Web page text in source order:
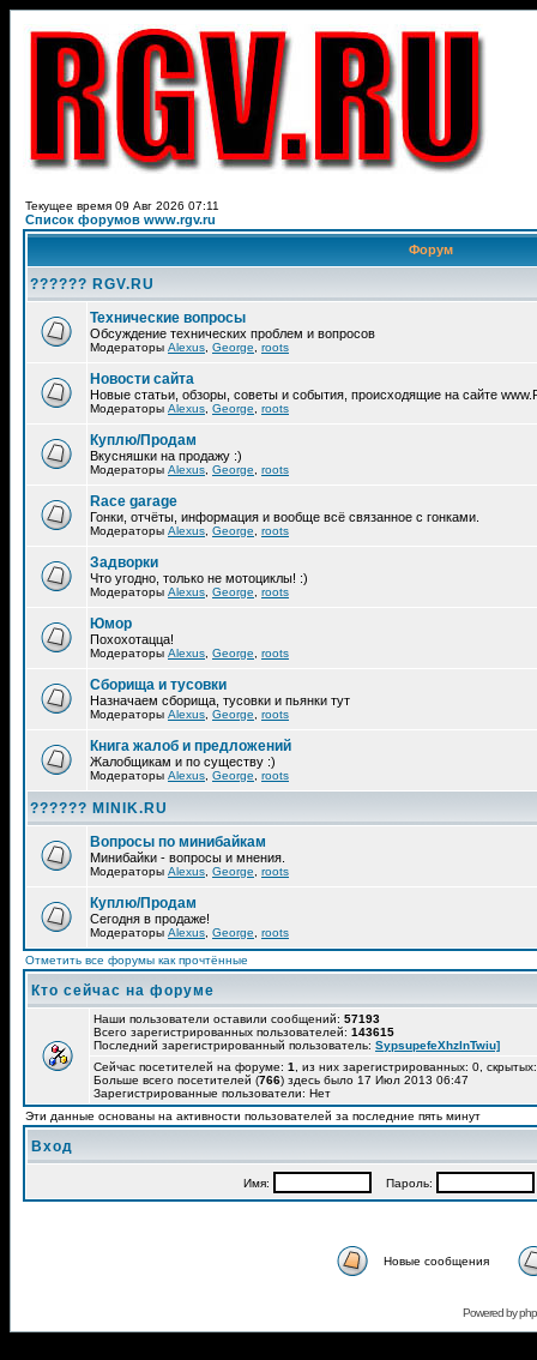
Текущее время 09 Авг 2026 07:11
Список форумов www.rgv.ru
Форум
?????? RGV.RU
Технические вопросы
Обсуждение технических проблем и вопросов
Модераторы Alexus George roots
Новости сайта
Новые статьи, обзоры, советы и события, происходящие на сайте
Модераторы Alexus George roots
Куплю/Продам
Вкусняшки на продажу :)
Модераторы Alexus George roots
Race garage
Гонки, отчёты, информация и вообще всё связанное с гонками.
Модераторы Alexus George roots
Задворки
Что угодно, только не мотоциклы! :)
Модераторы Alexus George roots
Юмор
Похохотацца!
Модераторы Alexus George roots
Сборища и тусовки
Назначаем сборища, тусовки и пьянки тут
Модераторы Alexus George roots
Книга жалоб и предложений
Жалобщикам и по существу :)
Модераторы Alexus George roots
?????? MINIK.RU
Вопросы по минибайкам
Минибайки - вопросы и мнения.
Модераторы Alexus George roots
Куплю/Продам
Сегодня в продаже!
Модераторы Alexus George roots
Отметить все форумы как прочтённые
Кто сейчас на форуме
Наши пользователи оставили сообщений: 57193
Всего зарегистрированных пользователей: 143615
Последний зарегистрированный пользователь: SypsupefeXhzlnTwiu]
Сейчас посетителей на форуме: 1
, из них зарегистрированных: 0,
Больше всего посетителей (766) здесь было 17 Июл 2013 06:47
Зарегистрированные пользователи: Нет
Эти данные основаны на активности пользователей за последние пять минут
Вход
Имя: Пароль:
Новые сообщения
Powered by